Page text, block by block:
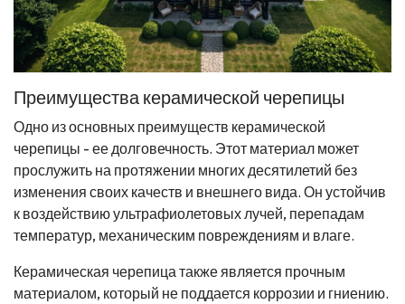
Преимущества керамической черепицы
Одно из основных преимуществ керамической
черепицы - ее долговечность. Этот материал может
прослужить на протяжении многих десятилетий без
изменения своих качеств и внешнего вида. Он устойчив
к воздействию ультрафиолетовых лучей, перепадам
температур, механическим повреждениям и влаге.
Керамическая черепица также является прочным
материалом, который не поддается коррозии и гниению.